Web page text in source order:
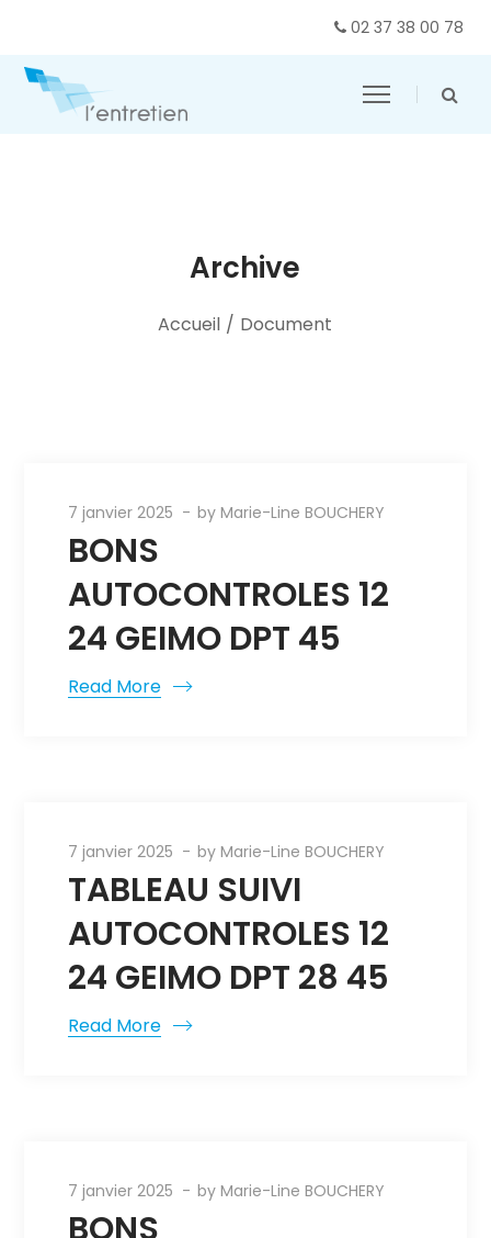
02 37 38 00 78
Archive
Accueil / Document
7 janvier 2025 byMarie-Line BOUCHERY
BONS
AUTOCONTROLES 12
24 GEIMO DPT 45
Read More
7 janvier 2025 byMarie-Line BOUCHERY
TABLEAU SUIVI
AUTOCONTROLES 12
24 GEIMO DPT 28 45
Read More
7 janvier 2025 byMarie-Line BOUCHERY